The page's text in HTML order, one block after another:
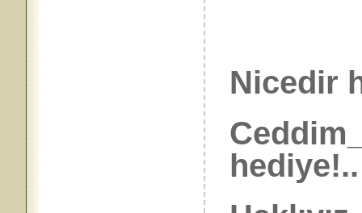
Nicedir
hediye!..